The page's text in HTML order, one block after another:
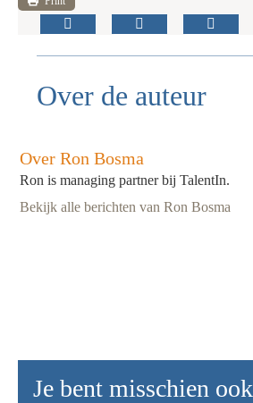
Over de auteur
Over Ron Bosma
Ron is managing partner bij TalentIn.
Bekijk alle berichten van Ron Bosma
Je bent misschien ook